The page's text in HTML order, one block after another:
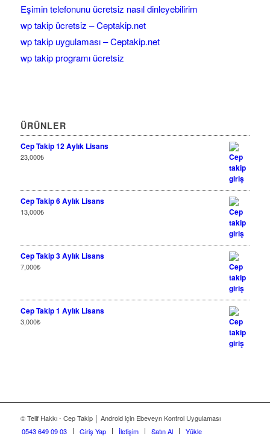
Eşimin telefonunu ücretsiz nasıl dinleyebilirim
wp takip ücretsiz – Ceptakip.net
wp takip uygulaması – Ceptakip.net
wp takip programı ücretsiz
ÜRÜNLER
Cep Takip 12 Aylık Lisans
23,000₺
Cep Takip 6 Aylık Lisans
13,000₺
Cep Takip 3 Aylık Lisans
7,000₺
Cep Takip 1 Aylık Lisans
3,000₺
© Telif Hakkı - Cep Takip │ Android için Ebeveyn Kontrol Uygulaması
0543 649 09 03
Giriş Yap İletişim Satın Al Yükle